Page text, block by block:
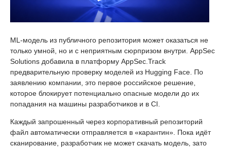
ML-модель из публичного репозитория может оказаться не
только умной, но и с неприятным сюрпризом внутри. AppSec
Solutions добавила в платформу AppSec.Track
предварительную проверку моделей из Hugging Face. По
заявлению компании, это первое российское решение,
которое блокирует потенциально опасные модели до их
попадания на машины разработчиков и в CI.
Каждый запрошенный через корпоративный репозиторий
файл автоматически отправляется в «карантин». Пока идёт
сканирование, разработчик не может скачать модель, зато